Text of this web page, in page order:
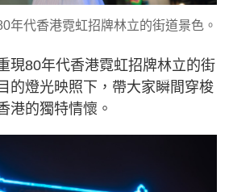
年代香港霓虹招牌林立的街道景色。
現80年代香港霓虹招牌林立的街
的燈光映照下，帶大家瞬間穿梭
港的獨特情懷。